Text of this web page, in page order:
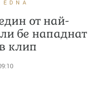
от най-
бе нападнат
клип